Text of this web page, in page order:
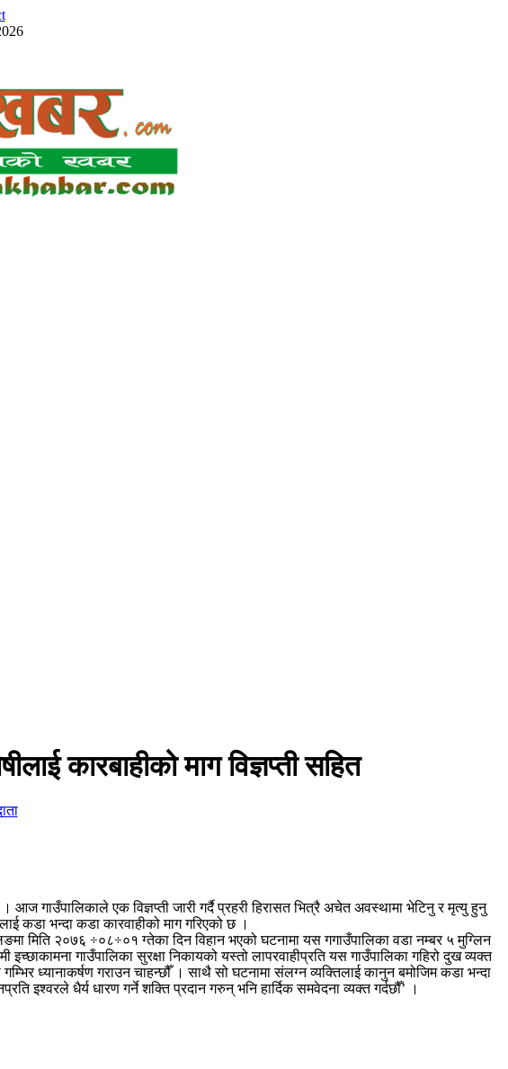
कारबाहीको माग विज्ञप्ती सहित
गाउँपालिकाले एक विज्ञप्ती जारी गर्दै प्रहरी हिरासत भित्रै अचेत अवस्थामा भेटिनु र मृत्यु हुनु
कडा भन्दा कडा कारवाहीको माग गरिएको छ ।
मिति २०७६ ÷०८÷०१ ग्तेका दिन विहान भएको घटनामा यस गगाउँपालिका वडा नम्बर ५ मुग्लिन
गाउँपालिका सुरक्षा निकायको यस्तो लापरवाहीप्रति यस गाउँपालिका गहिरो दुख व्यक्त
ध्यानाकर्षण गराउन चाहन्छौँ । साथै सो घटनामा संलग्न व्यक्तिलाई कानुन बमोजिम कडा भन्दा
इश्वरले धैर्य धारण गर्ने शक्ति प्रदान गरुन् भनि हार्दिक समवेदना व्यक्त गर्दछौँ’ ।